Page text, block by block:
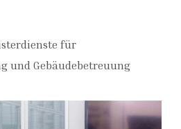
für
und Gebäudebetreuung